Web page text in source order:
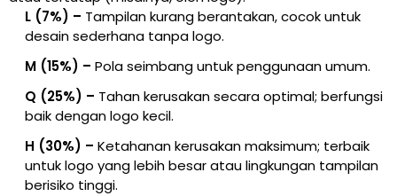
L (7%) – Tampilan kurang berantakan, cocok untuk
desain sederhana tanpa logo.
M (15%) – Pola seimbang untuk penggunaan umum.
Q (25%) – Tahan kerusakan secara optimal; berfungsi
baik dengan logo kecil.
H (30%) – Ketahanan kerusakan maksimum; terbaik
untuk logo yang lebih besar atau lingkungan tampilan
berisiko tinggi.